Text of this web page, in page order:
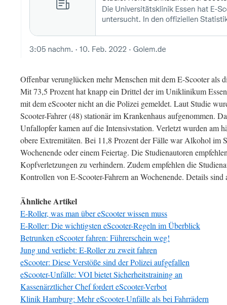
Offenbar verunglücken mehr Menschen mit dem E-Scooter als
Mit 73,5 Prozent hat knapp ein Drittel der im Uniklinikum
mit dem eScooter nicht an die Polizei gemeldet. Laut Studie
Scooter-Fahrer (48) stationär im Krankenhaus aufgenommen.
Unfallopfer kamen auf die Intensivstation. Verletzt wurden am
obere Extremitäten. Bei 11,8 Prozent der Fälle war Alkohol im
Wochenende oder einem Feiertag. Die Studienautoren
Kopfverletzungen zu verhindern. Zudem empfehlen die
Kontrollen von E-Scooter-Fahrern an Wochenende. Details
Ähnliche Artikel
E-Roller, was man über eScooter wissen muss
E-Roller: Die wichtigsten eScooter-Regeln im Überblick
Betrunken eScooter fahren: Führerschein weg!
Jung und verliebt: E-Roller zu zweit fahren
eScooter: Diese Verstöße sind der Polizei aufgefallen
eScooter-Unfälle: VOI bietet Sicherheitstraining an
Kassenärztlicher Chef fordert eScooter-Verbot
Klinik Hamburg: Mehr eScooter-Unfälle als bei Fahrrädern